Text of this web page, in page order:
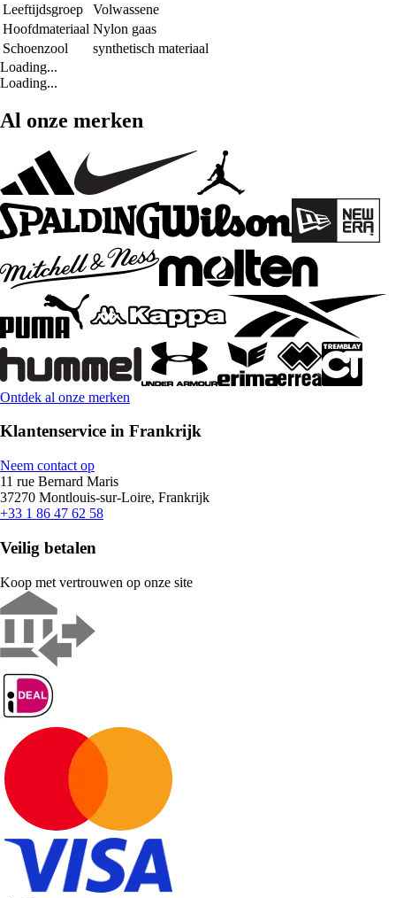
Leeftijdsgroep
Volwassene
Hoofdmateriaal Nylon gaas
Schoenzool
synthetisch materiaal
Loading...
Loading...
Al onze merken
Ontdek al onze merken
Klantenservice in Frankrijk
Neem contact op
11 rue Bernard Maris
37270 Montlouis-sur-Loire, Frankrijk
+33 1 86 47 62 58
Veilig betalen
Koop met vertrouwen op onze site